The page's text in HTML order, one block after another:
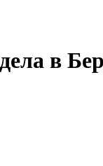
в